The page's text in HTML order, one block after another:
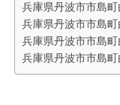
兵庫県丹波市市島
兵庫県丹波市市島
兵庫県丹波市市島
兵庫県丹波市市島町